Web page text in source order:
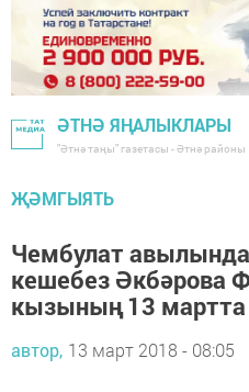
ӘТНӘ ЯҢАЛЫКЛАРЫ
"Әтнә таңы" газетасы - Әтнә районы
ҖӘМГЫЯТЬ
Чембулат
кешебез Әкбәрова
кызының 13
автор, 13 март 2018 - 08:05